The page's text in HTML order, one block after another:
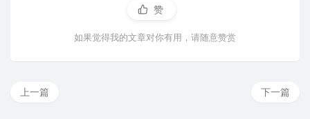
赞
如果觉得我的文章对你有用，请随意赞赏
下一篇
上一篇